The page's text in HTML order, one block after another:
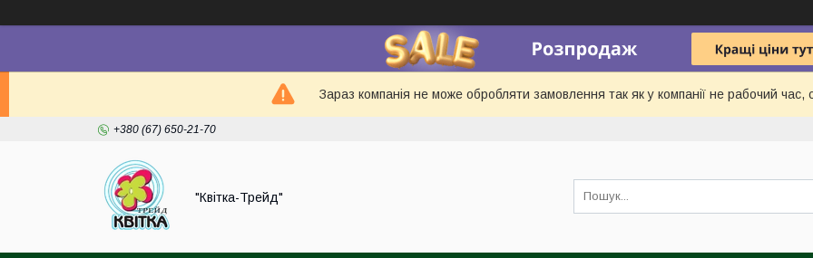
Зараз компанія не може обробляти замовлення так як у компанії не рабочий час,
+380 (67) 650-21-70
"Квітка-Трейд"